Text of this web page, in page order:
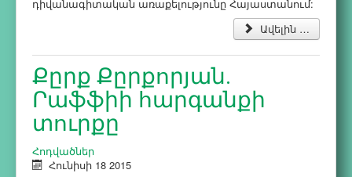
դիվանագիտական առաքելությունը Հայաստանում:
Ավելին …
Քըրք Քըրքորյան.
Րաֆֆիի հարգանքի
տուրքը
Հոդվածներ
Հունիսի 18 2015